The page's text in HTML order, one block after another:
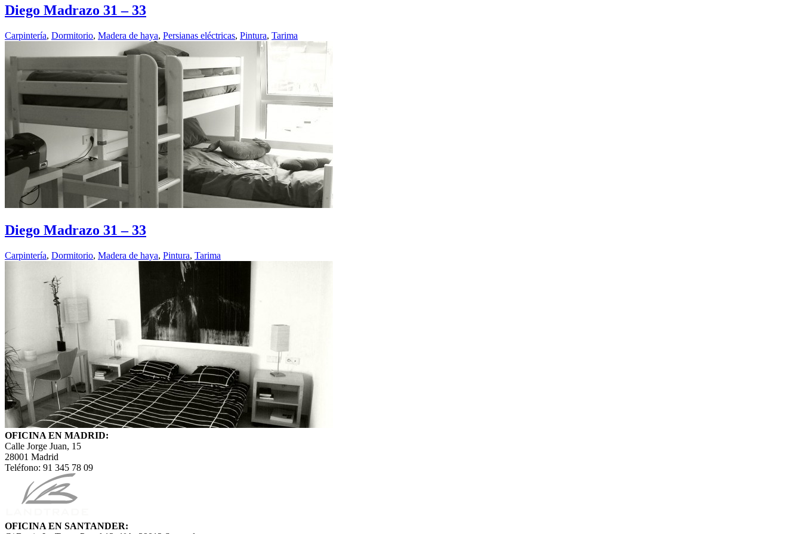
Diego Madrazo 31 – 33
Carpinterí­a, Dormitorio, Madera de haya, Persianas eléctricas, Pintura, Tarima
Diego Madrazo 31 – 33
Carpinterí­a, Dormitorio, Madera de haya, Pintura, Tarima
OFICINA EN MADRID:
Calle Jorge Juan, 15
28001 Madrid
Teléfono: 91 345 78 09
OFICINA EN SANTANDER: